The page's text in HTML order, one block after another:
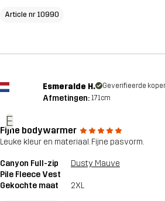
Article nr 10990
E
Esmeralde H. Geverifieerde koper
Afmetingen: 171cm
Fijne bodywarmer
Leuke kleur en materiaal. Fijne pasvorm.
Canyon Full-zip
Pile Fleece Vest
Dusty Mauve
Gekochte maat 2XL